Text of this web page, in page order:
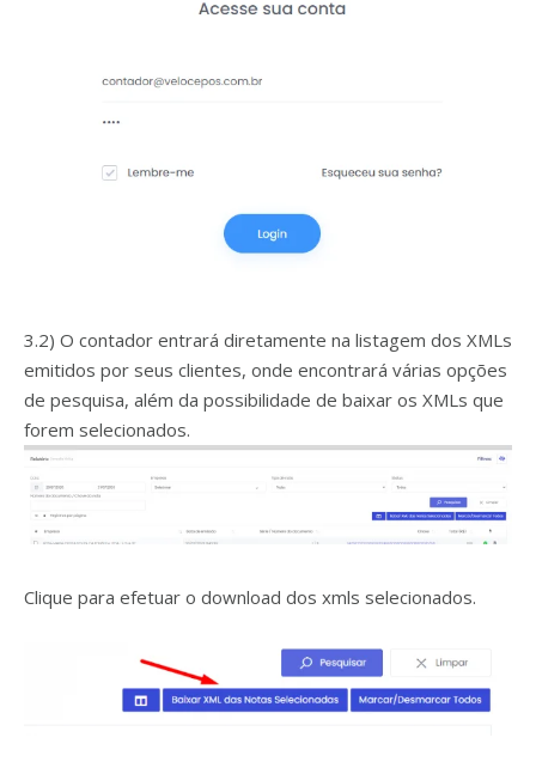
3.2) O contador entrará diretamente na listagem dos XMLs
emitidos por seus clientes, onde encontrará várias opções
de pesquisa, além da possibilidade de baixar os XMLs que
forem selecionados.
Clique para efetuar o download dos xmls selecionados.